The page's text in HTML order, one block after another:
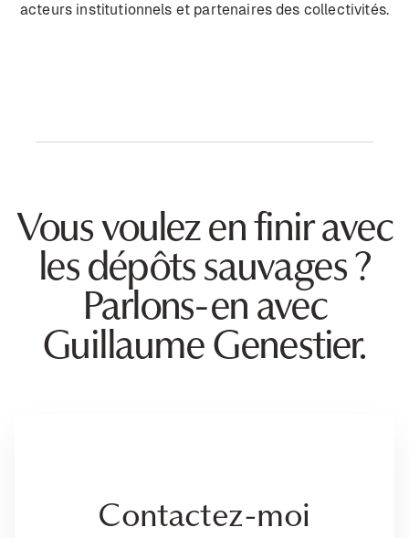
acteurs institutionnels et partenaires des collectivités.
Vous voulez en finir avec
les dépôts sauvages ?
Parlons-en avec
Guillaume Genestier.
Contactez-moi